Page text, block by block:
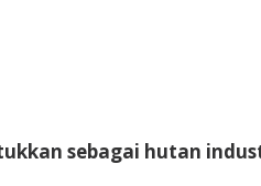
sebagai hutan